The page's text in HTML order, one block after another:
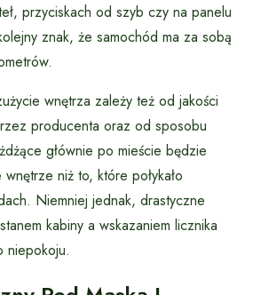
przyciskach od szyb czy na panelu
znak, że samochód ma za sobą
wnętrza zależy też od jakości
producenta oraz od sposobu
głównie po mieście będzie
niż to, które połykało
Niemniej jednak, drastyczne
kabiny a wskazaniem licznika
niepokoju.